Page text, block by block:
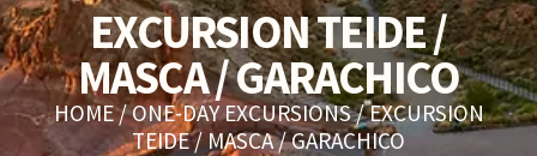
EXCURSION TEIDE /
MASCA / GARACHICO
HOME/ONE-DAY EXCURSIONS/ EXCURSION
TEIDE / MASCA / GARACHICO